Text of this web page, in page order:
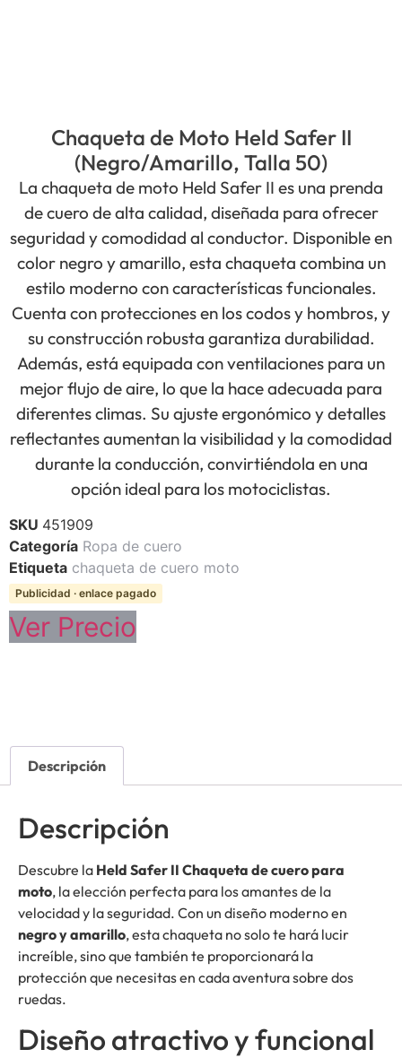
Chaqueta de Moto Held Safer II
(Negro/Amarillo, Talla 50)
La chaqueta de moto Held Safer II es una prenda
de cuero de alta calidad, diseñada para ofrecer
seguridad y comodidad al conductor. Disponible en
color negro y amarillo, esta chaqueta combina un
estilo moderno con características funcionales.
Cuenta con protecciones en los codos y hombros, y
su construcción robusta garantiza durabilidad.
Además, está equipada con ventilaciones para un
mejor flujo de aire, lo que la hace adecuada para
diferentes climas. Su ajuste ergonómico y detalles
reflectantes aumentan la visibilidad y la comodidad
durante la conducción, convirtiéndola en una
opción ideal para los motociclistas.
SKU 451909
Categoría Ropa de cuero
Etiqueta chaqueta de cuero moto
Publicidad · enlace pagado
Ver Precio
Descripción
Descripción
Descubre la Held Safer II Chaqueta de cuero para
moto, la elección perfecta para los amantes de la
velocidad y la seguridad. Con un diseño moderno en
negro y amarillo, esta chaqueta no solo te hará lucir
increíble, sino que también te proporcionará la
protección que necesitas en cada aventura sobre dos
ruedas.
Diseño atractivo y funcional